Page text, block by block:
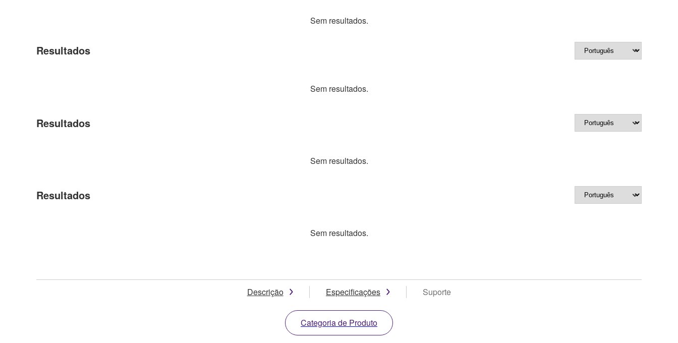
Sem resultados.
Resultados
Sem resultados.
Resultados
Sem resultados.
Resultados
Sem resultados.
Descrição Especificações Suporte
Categoria de Produto